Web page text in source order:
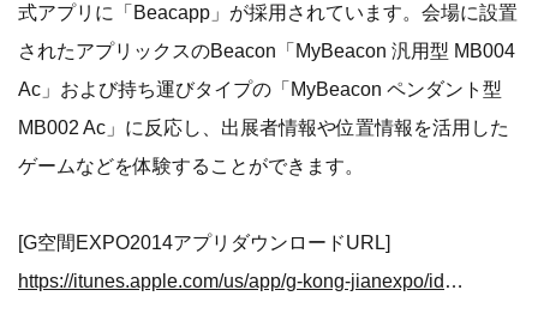
式アプリに「Beacapp」が採用されています。会場に設置
されたアプリックスのBeacon「MyBeacon 汎用型 MB004
Ac」および持ち運びタイプの「MyBeacon ペンダント型
MB002 Ac」に反応し、出展者情報や位置情報を活用した
ゲームなどを体験することができます。
[G空間EXPO2014アプリダウンロードURL]
https://itunes.apple.com/us/app/g-kong-jianexpo/id929562481?l=ja&ls=1&mt=8